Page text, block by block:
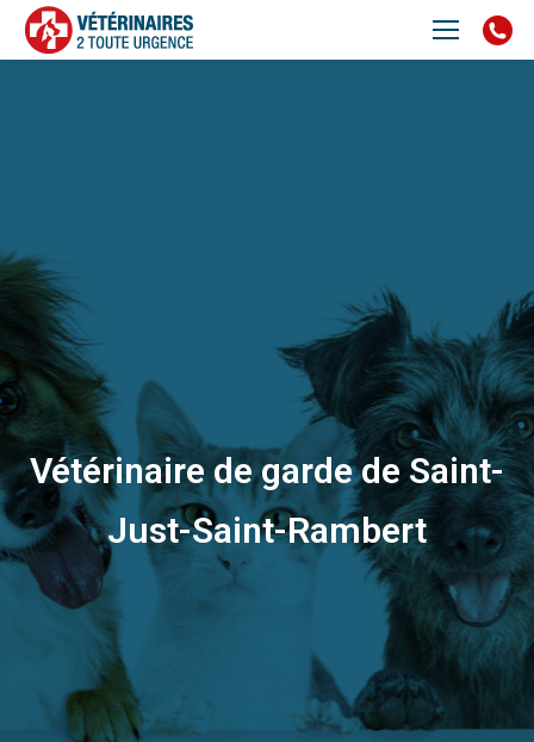
Vétérinaire de garde de Saint-
Just-Saint-Rambert